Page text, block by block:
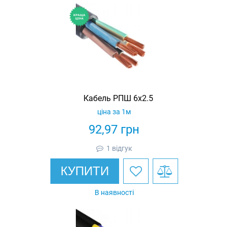
Кабель РПШ 6х2.5
92,97 грн
ціна за 1м
1 відгук
КУПИТИ
В наявності